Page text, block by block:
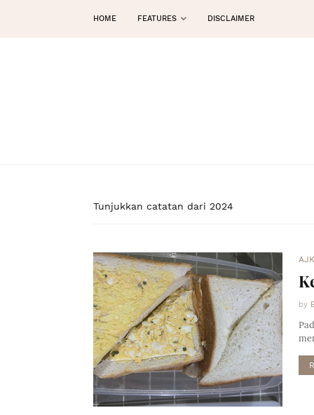
HOME FEATURES DISCLAIMER
Tunjukkan catatan dari 2024
by